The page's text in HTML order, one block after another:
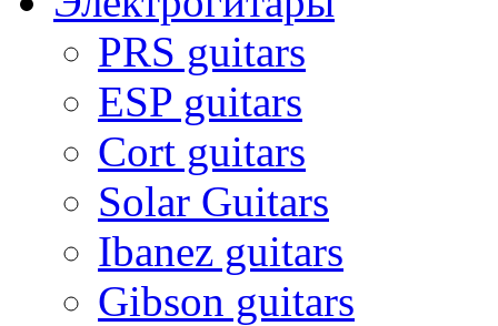
PRS guitars
ESP guitars
Cort guitars
Solar Guitars
Ibanez guitars
Gibson guitars